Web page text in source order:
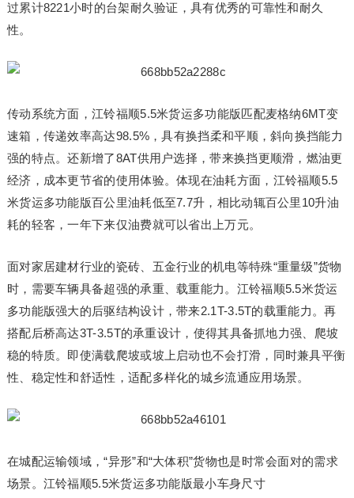
过累计8221小时的台架耐久验证，具有优秀的可靠性和耐久
性。
传动系统方面，江铃福顺5.5米货运多功能版匹配麦格纳6MT变
速箱，传递效率高达98.5%，具有换挡柔和平顺，斜向换挡能力
强的特点。还新增了8AT供用户选择，带来换挡更顺滑，燃油更
经济，成本更节省的使用体验。体现在油耗方面，江铃福顺5.5
米货运多功能版百公里油耗低至7.7升，相比动辄百公里10升油
耗的轻客，一年下来仅油费就可以省出上万元。
面对家居建材行业的瓷砖、五金行业的机电等特殊“重量级”货物
时，需要车辆具备超强的承重、载重能力。江铃福顺5.5米货运
多功能版强大的后驱结构设计，带来2.1T-3.5T的载重能力。再
搭配后桥高达3T-3.5T的承重设计，使得其具备抓地力强、爬坡
稳的特质。即使满载爬坡或坡上启动也不会打滑，同时兼具平衡
性、稳定性和舒适性，适配多样化的城乡流通应用场景。
在城配运输领域，“异形”和“大体积”货物也是时常会面对的需求
场景。江铃福顺5.5米货运多功能版最小车身尺寸